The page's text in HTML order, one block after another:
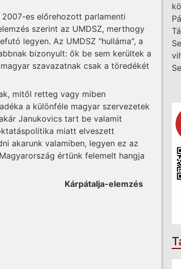
es előrehozott parlamenti
szerint az UMDSZ, merthogy
legyen. Az UMDSZ "hulláma", a
bizonyult: ők be sem kerültek a
szavazatnak csak a töredékét
mitől retteg vagy miben
a különféle magyar szervezetek
Janukovics tart be valamit
miatt elveszett
akarunk valamiben, legyen ez az
értünk felemelt hangja
Kárpátalja-elemzés